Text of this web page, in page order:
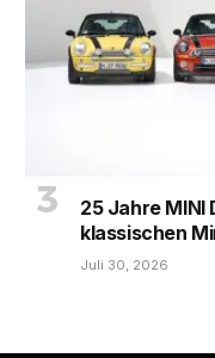
25 Jahre MINI
klassischen
Juli 30, 2026